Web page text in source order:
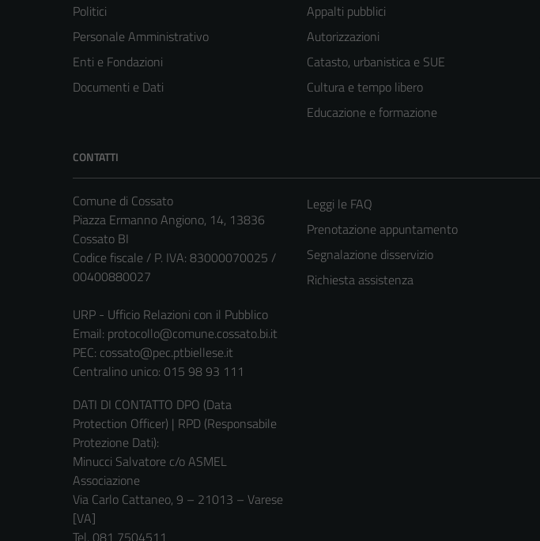
Politici
Personale Amministrativo
Enti e Fondazioni
Documenti e Dati
Appalti pubblici
Autorizzazioni
Catasto, urbanistica e SUE
Cultura e tempo libero
Educazione e formazione
CONTATTI
Comune di Cossato
Piazza Ermanno Angiono, 14, 13836
Cossato BI
Codice fiscale / P. IVA: 83000070025 /
00400880027
URP - Ufficio Relazioni con il Pubblico
Email: protocollo@comune.cossato.bi.it
PEC: cossato@pec.ptbiellese.it
Centralino unico: 015 98 93 111
DATI DI CONTATTO DPO (Data
Protection Officer) | RPD (Responsabile
Protezione Dati):
Minucci Salvatore c/o ASMEL
Associazione
Via Carlo Cattaneo, 9 – 21013 – Varese
[VA]
Tel. 081 7504511
Leggi le FAQ
Prenotazione appuntamento
Segnalazione disservizio
Richiesta assistenza